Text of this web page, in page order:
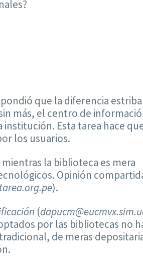
que la diferencia
más, el centro de
Esta tarea hace
los usuarios.
la biblioteca es mera
Opinión
).
(
por las bibliotecas no
de meras